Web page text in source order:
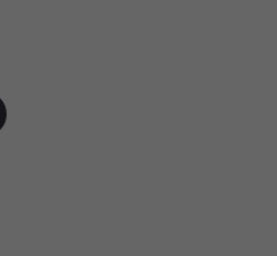
linkedin